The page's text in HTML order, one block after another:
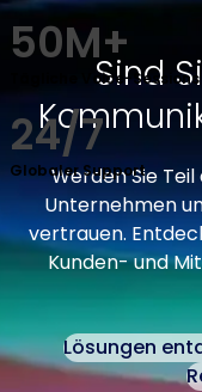
50M+
Tägliche Voice-Sessions
24/7
Globaler Support
Sind
Werden Sie
Unternehmen
vertrauen.
Kunden- und
Lösungen